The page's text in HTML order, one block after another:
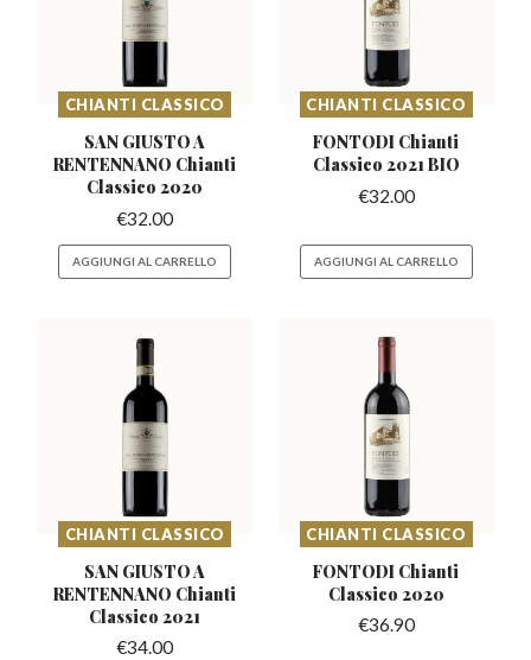
CHIANTI CLASSICO
SAN GIUSTO A
RENTENNANO Chianti
Classico 2020
€32.00
AGGIUNGI AL CARRELLO
CHIANTI CLASSICO
FONTODI Chianti
Classico 2021 BIO
€32.00
AGGIUNGI AL CARRELLO
CHIANTI CLASSICO
SAN GIUSTO A
RENTENNANO Chianti
Classico 2021
€34.00
CHIANTI CLASSICO
FONTODI Chianti
Classico 2020
€36.90